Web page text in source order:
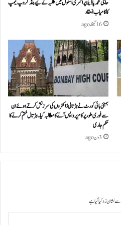
حاجی محمد پاڈیلا پرائمری اسکول میں طلبہ کے لیے بلڈ گروپ کیمپ
کا کامیاب انعقاد
16 گھنٹے ago
بمبئی ہائی کورٹ نے ہڑتالی ڈاکٹروں کی سرزنش کرتے ہوئے ان
سے فوری طور پر کام پر واپس آنے کا مطالبہ کیا۔ہڑتال ختم کرنے کا
حکم جاری
3 دن ago
سے نشان زد کیا گیا ہے